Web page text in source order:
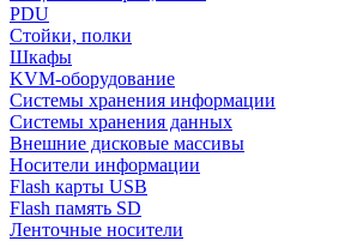
PDU
Стойки, полки
Шкафы
KVM-оборудование
Системы хранения информации
Системы хранения данных
Внешние дисковые массивы
Носители информации
Flash карты USB
Flash память SD
Ленточные носители